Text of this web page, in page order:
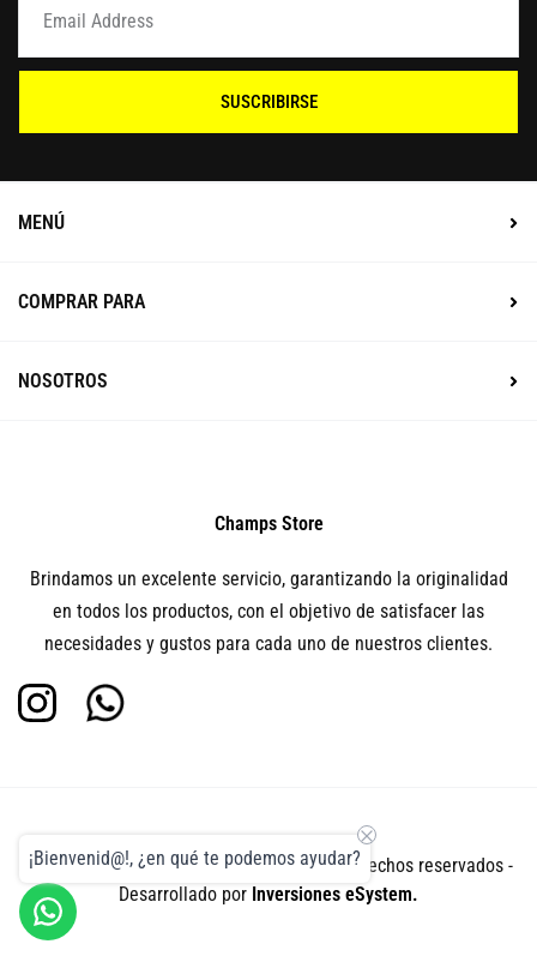
SUSCRIBIRSE
Champs Store
Brindamos un excelente servicio, garantizando la originalidad
en todos los productos, con el objetivo de satisfacer las
necesidades y gustos para cada uno de nuestros clientes.
MENÚ
COMPRAR PARA
NOSOTROS
Copyright © 2026 - champsstore.com.co Derechos reservados -
Desarrollado por Inversiones eSystem.
¡Bienvenid@!, ¿en qué te podemos ayudar?